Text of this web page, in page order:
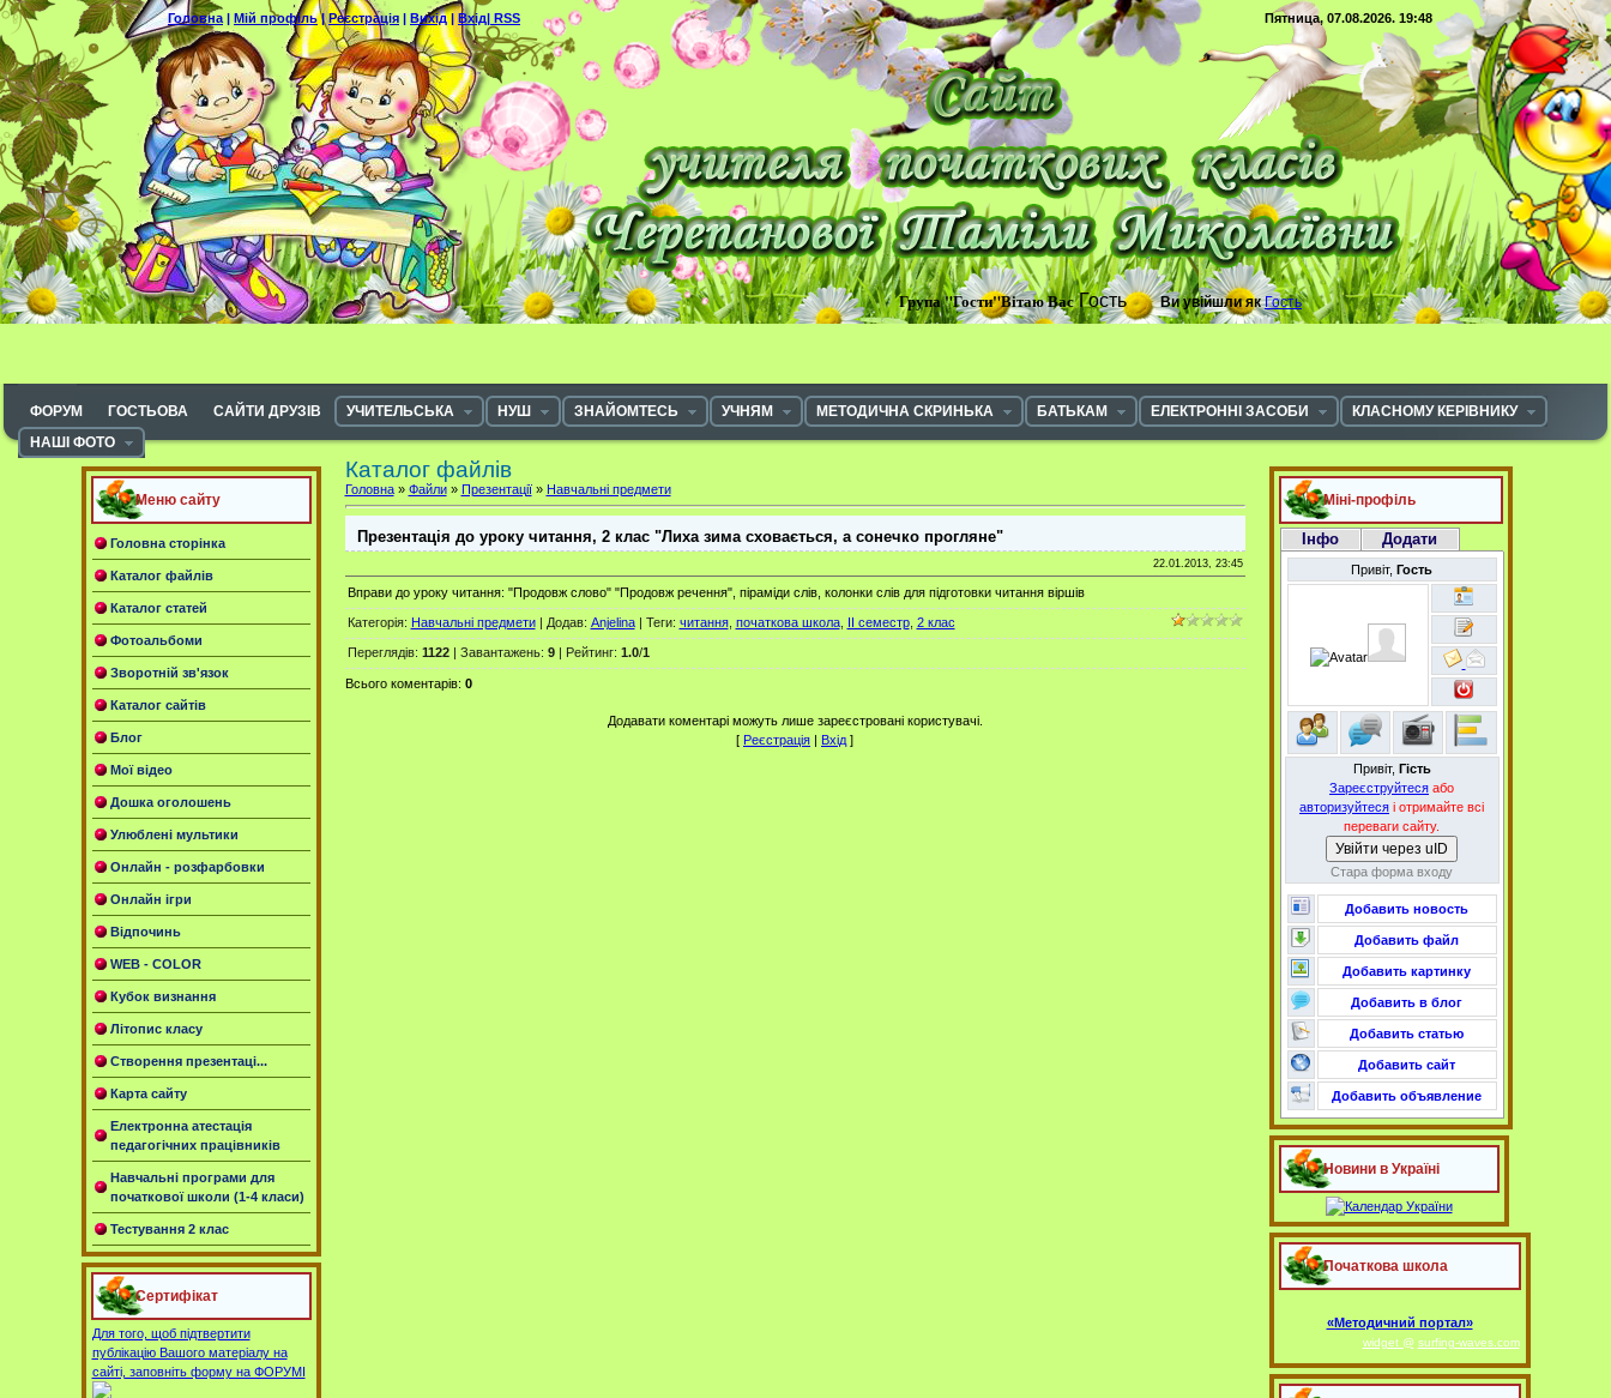
Головна | Мій профіль|Реєстрація | Вихід |Вхід| RSS Пятница, 07.08.2026. 19:48
Група "Гости"Вітаю ВасГость Ви увійшли як Гость
ФОРУМ ГОСТЬОВА САЙТИ ДРУЗІВ УЧИТЕЛЬСЬКА НУШ ЗНАЙОМТЕСЬ УЧНЯМ МЕТОДИЧНА СКРИНЬКА БАТЬКАМ ЕЛЕКТРОННІ ЗАСОБИ
КЛАСНОМУ КЕРІВНИКУ
НАШІ ФОТО
Меню сайту
Головна сторінка
Каталог файлів
Каталог статей
Фотоальбоми
Зворотній зв'язок
Каталог сайтів
Блог
Мої відео
Дошка оголошень
Улюблені мультики
Онлайн - розфарбовки
Онлайн ігри
Відпочинь
WEB - COLOR
Кубок визнання
Літопис класу
Створення презентаці...
Карта сайту
Електронна атестація
педагогічних працівників
Навчальні програми для
початкової школи (1-4 класи)
Тестування 2 клас
Сертифікат
Для того, щоб підтвертити
публікацію Вашого матеріалу на
сайті, заповніть форму на ФОРУМІ
Каталог файлів
Головна» Файли» Презентації» Навчальні предмети
Презентація до уроку читання, 2 клас "Лиха зима сховається, а сонечко прогляне"
22.01.2013, 23:45
Вправи до уроку читання: "Продовж слово" "Продовж речення", піраміди слів, колонки слів для підготовки читання віршів
Категорія: Навчальні предмети| Додав: Anjelina| Теги: читання, початкова школа, ІІ семестр, 2 клас
Переглядів: 1122| Завантажень: 9| Рейтинг: 1.0/1
Всього коментарів: 0
Додавати коментарі можуть лише зареєстровані користувачі.
[ Реєстрація | Вхід ]
Міні-профіль
Інфо Додати
Привіт, Гость
Привіт, Гість
Зареєструйтеся або
авторизуйтеся і отримайте всі
переваги сайту.
Увійти через uID
Стара форма входу
Добавить новость
Добавить файл
Добавить картинку
Добавить в блог
Добавить статью
Добавить сайт
Добавить объявление
Новини в Україні
Початкова школа
«Методичний портал»
widget @ surfing-waves.com